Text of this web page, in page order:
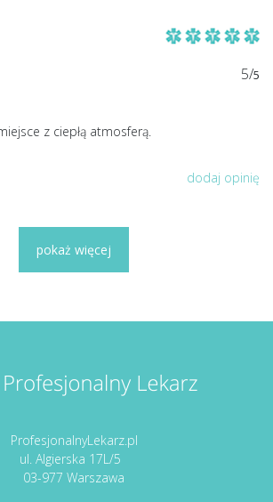
5/5
z ciepłą atmosferą.
dodaj opinię
pokaż więcej
ProfesjonalnyLekarz.pl
ul. Algierska 17L/5
03-977 Warszawa